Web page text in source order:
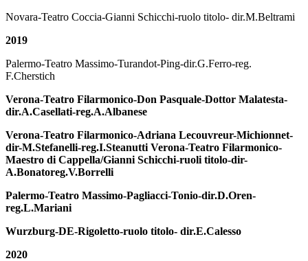
Novara-Teatro Coccia-Gianni Schicchi-ruolo titolo- dir.M.Beltrami
2019
Palermo-Teatro Massimo-Turandot-Ping-dir.G.Ferro-reg.
F.Cherstich
Verona-Teatro Filarmonico-Don Pasquale-Dottor Malatesta-
dir.A.Casellati-reg.A.Albanese
Verona-Teatro Filarmonico-Adriana Lecouvreur-Michionnet-
dir-M.Stefanelli-reg.I.Steanutti Verona-Teatro Filarmonico-
Maestro di Cappella/Gianni Schicchi-ruoli titolo-dir-
A.Bonatoreg.V.Borrelli
Palermo-Teatro Massimo-Pagliacci-Tonio-dir.D.Oren-
reg.L.Mariani
Wurzburg-DE-Rigoletto-ruolo titolo- dir.E.Calesso
2020